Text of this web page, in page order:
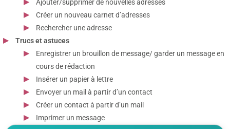
Ajouter/supprimer de nouvelles adresses
Créer un nouveau carnet d’adresses
Rechercher une adresse
Trucs et astuces
Enregistrer un brouillon de message/ garder un message en
cours de rédaction
Insérer un papier à lettre
Envoyer un mail à partir d’un contact
Créer un contact à partir d’un mail
Imprimer un message